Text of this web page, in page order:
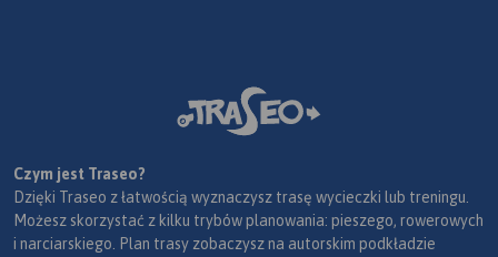
Czym jest Traseo?
Dzięki Traseo z łatwością wyznaczysz trasę wycieczki lub treningu.
Możesz skorzystać z kilku trybów planowania: pieszego, rowerowych
i narciarskiego. Plan trasy zobaczysz na autorskim podkładzie